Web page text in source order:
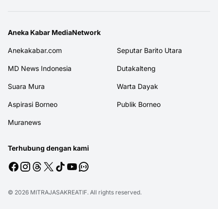
Aneka Kabar MediaNetwork
Anekakabar.com Seputar Barito Utara
MD News Indonesia Dutakalteng
Suara Mura Warta Dayak
Aspirasi Borneo Publik Borneo
Muranews
Terhubung dengan kami
© 2026 MITRAJASAKREATIF. All rights reserved.